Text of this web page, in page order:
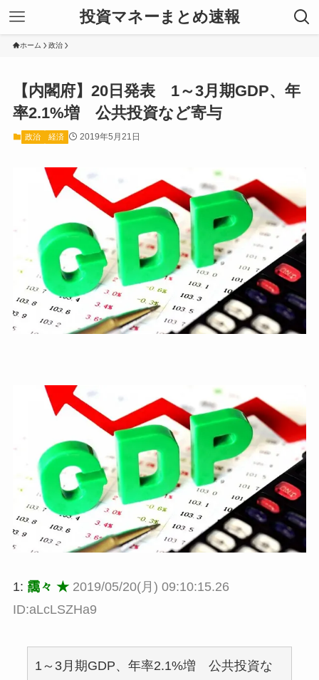
投資マネーまとめ速報
ホーム 政治
【内閣府】20日発表 1～3月期GDP、年
率2.1%増 公共投資など寄与
政治 経済 2019年5月21日
1: 靄々 ★ 2019/05/20(月) 09:10:15.26
ID:aLcLSZHa9
1～3月期GDP、年率2.1%増 公共投資な